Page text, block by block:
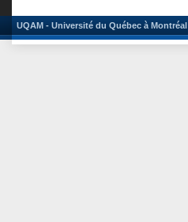
UQAM - Université du Québec à Montréal